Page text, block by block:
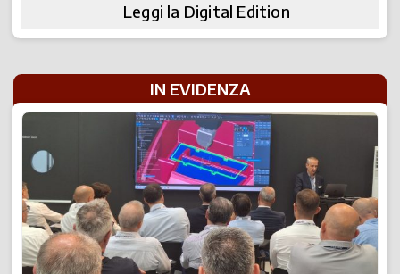
Leggi la Digital Edition
IN EVIDENZA